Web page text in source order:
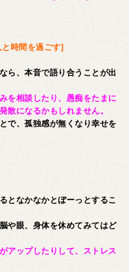
時間を過ごす]
ら、本音で語り合うことが出
を相談したり、愚痴をたまに
散になるかもしれません。
で、孤独感が無くなり幸せを
となかなかとぼーっとするこ
や眼、身体を休めてみてはど
アップしたりして、ストレス